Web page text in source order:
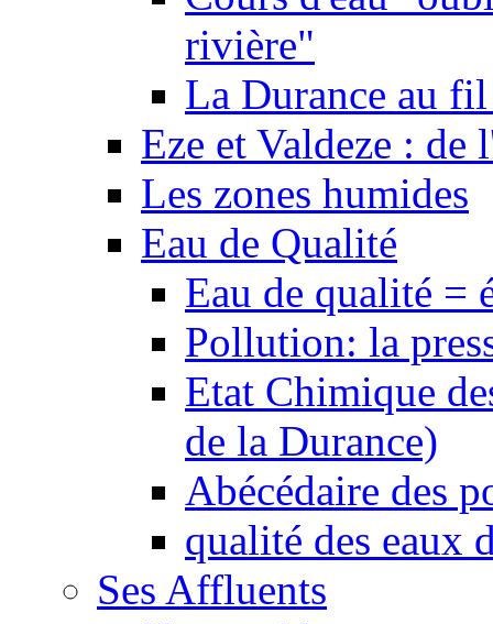
rivière"
La Durance au
Eze et Valdeze : de
Les zones humides
Eau de Qualité
Eau de qualité =
Pollution: la
Etat Chimique
de la Durance)
Abécédaire des
qualité des eaux
Ses Affluents